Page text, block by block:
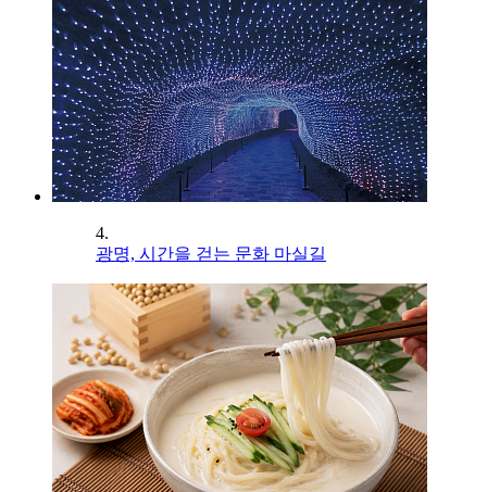
4.
광명, 시간을 걷는 문화 마실길